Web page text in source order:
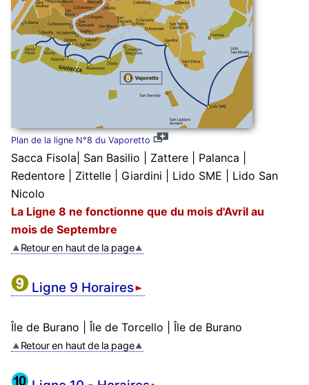
Plan de la ligne N°8 du Vaporetto
Sacca Fisola| San Basilio | Zattere | Palanca |
Redentore | Zittelle | Giardini | Lido SME | Lido San
Nicolo
La Ligne 8 ne fonctionne que du mois d'Avril au
mois de Septembre
Retour en haut de la page
Ligne 9 Horaires
Île de Burano | Île de Torcello | Île de Burano
Retour en haut de la page